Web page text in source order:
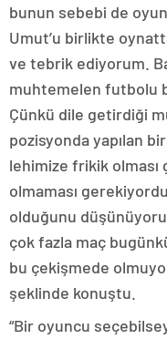
bunun sebebi de
Umut’u birlikte
ve tebrik ediyorum.
muhtemelen futbolu
Çünkü dile getirdiği
pozisyonda yapılan
lehimize frikik olması
olmaması
olduğunu
çok fazla maç
bu çekişmede
şeklinde konuştu.
“Bir oyuncu